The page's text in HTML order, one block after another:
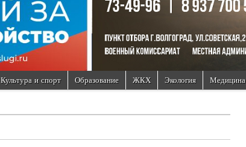
Культура и спорт Образование ЖКХ Экология Медицина